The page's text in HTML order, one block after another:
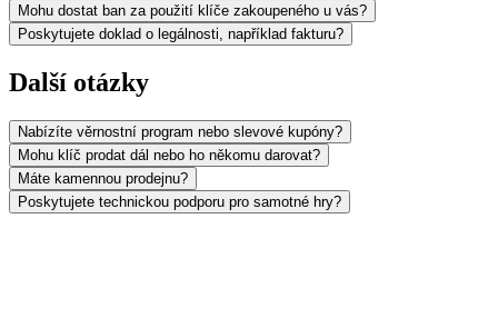
Mohu dostat ban za použití klíče zakoupeného u vás?
Poskytujete doklad o legálnosti, například fakturu?
Další otázky
Nabízíte věrnostní program nebo slevové kupóny?
Mohu klíč prodat dál nebo ho někomu darovat?
Máte kamennou prodejnu?
Poskytujete technickou podporu pro samotné hry?